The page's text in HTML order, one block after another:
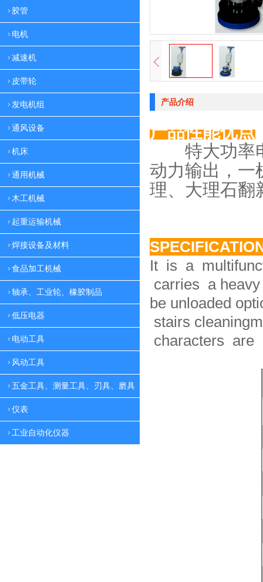
胶管
电机
减速机
皮带轮
发电机组
通风设备
机床
通用机械
木工机械
起重运输机械
焊接设备及材料
食品加工机械
轴承、工业轮、橡胶制品
低压电器
电动工具
风动工具
五金工具、测量工具、刃具、磨具
仪表
工业自动化仪器
产品介绍
产品性能优点
特大功率电
动力输出，一
理、大理石翻
It is a
carries a
be unloaded
stairs
characters